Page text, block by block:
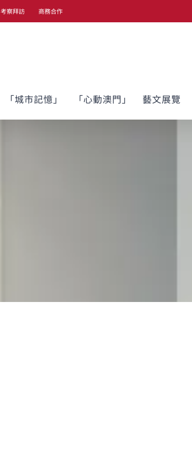
考察拜訪 商務合作
「城市記憶」 「心動澳門」 藝文展覽